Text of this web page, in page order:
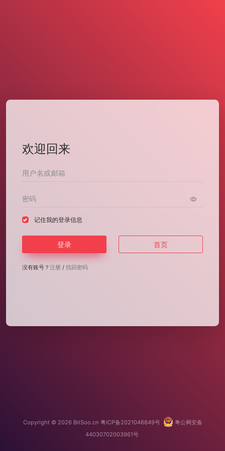
欢迎回来
记住我的登录信息
登录 首页
没有账号？ 注册 / 找回密码
Copyright © 2026 BitSoo.cn 粤ICP备2021046849号
粤公网安备
44030702003961号